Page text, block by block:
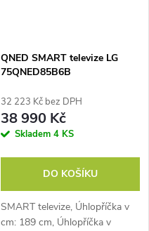
QNED SMART televize LG
75QNED85B6B
32 223 Kč bez DPH
38 990 Kč
Skladem 4 KS
DO KOŠÍKU
SMART televize, Úhlopříčka v
cm: 189 cm, Úhlopříčka v